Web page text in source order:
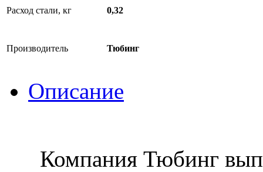
Расход стали, кг 0,32
Производитель Тюбинг
Описание
Компания Тюбинг